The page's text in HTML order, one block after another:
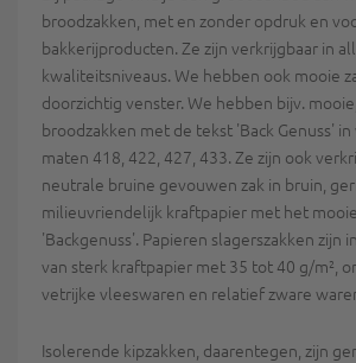
broodzakken, met en zonder opdruk en
bakkerijproducten. Ze zijn verkrijgbaar in
kwaliteitsniveaus. We hebben ook mooie
doorzichtig venster. We hebben bijv.
broodzakken met de tekst 'Back Genuss'
maten 418, 422, 427, 433. Ze zijn ook
neutrale bruine gevouwen zak in bruin,
milieuvriendelijk kraftpapier met het
'Backgenuss'. Papieren slagerszakken zijn
van sterk kraftpapier met 35 tot 40 g/m²,
vetrijke vleeswaren en relatief zware
Isolerende kipzakken, daarentegen, zijn